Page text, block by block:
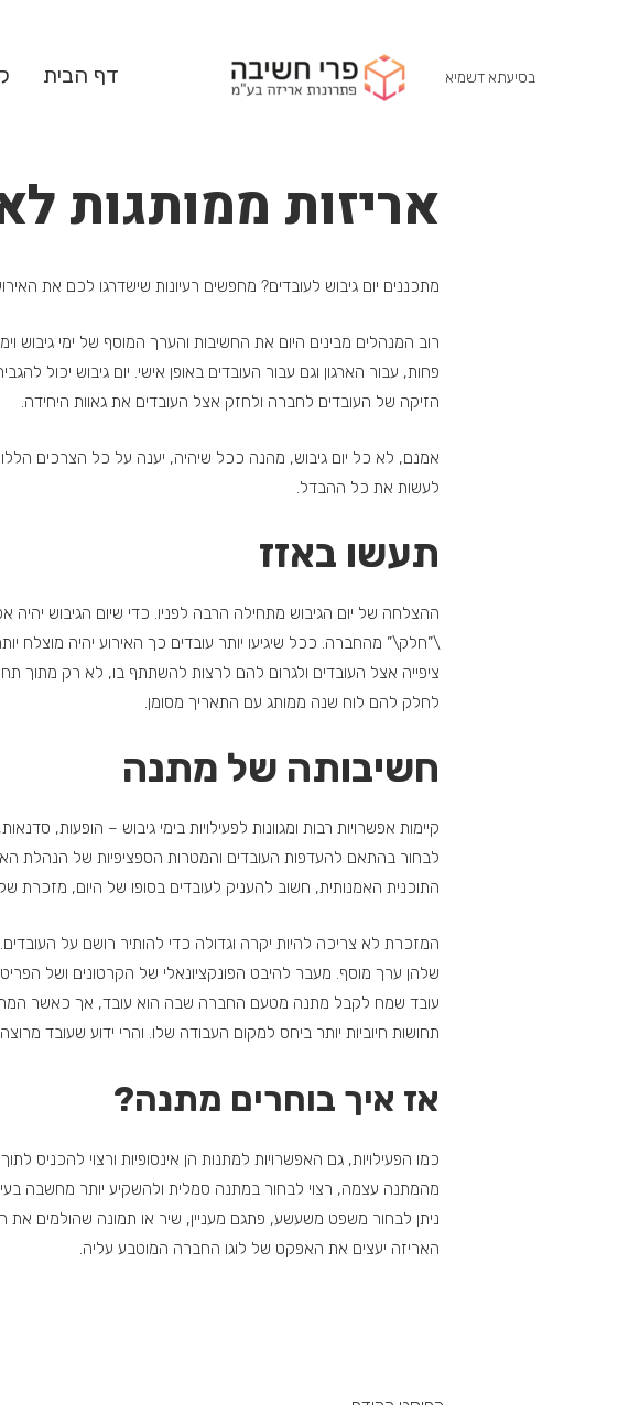
בסיעתא דשמיא דף הבית
אריזות ממותגות
מתכננים יום גיבוש לעובדים? מחפשים רעיונות שישדרגו לכם את
רוב המנהלים מבינים היום את החשיבות והערך המוסף של ימי גיבוש
פחות, עבור הארגון וגם עבור העובדים באופן אישי. יום גיבוש יכול
הזיקה של העובדים לחברה ולחזק אצל העובדים את גאוות היחידה.
אמנם, לא כל יום גיבוש, מהנה ככל שיהיה, יענה על כל הצרכים
לעשות את כל ההבדל.
תעשו באזז
ההצלחה של יום הגיבוש מתחילה הרבה לפניו. כדי שיום הגיבוש יהיה
\”חלק\” מהחברה. ככל שיגיעו יותר עובדים כך האירוע יהיה מוצלח יותר
ציפייה אצל העובדים ולגרום להם לרצות להשתתף בו, לא רק מתוך
לחלק להם לוח שנה ממותג עם התאריך מסומן.
חשיבותה של מתנה
קיימות אפשרויות רבות ומגוונות לפעילויות בימי גיבוש – הופעות,
לבחור בהתאם להעדפות העובדים והמטרות הספציפיות של הנהלת
התוכנית האמנותית, חשוב להעניק לעובדים בסופו של היום, מזכרת
המזכרת לא צריכה להיות יקרה וגדולה כדי להותיר רושם על
שלהן ערך מוסף. מעבר להיבט הפונקציונאלי של הקרטונים ושל
עובד שמח לקבל מתנה מטעם החברה שבה הוא עובד, אך כאשר המתנה
תחושות חיוביות יותר ביחס למקום העבודה שלו. והרי ידוע שעובד מרוצה
אז איך בוחרים מתנה?
כמו הפעילויות, גם האפשרויות למתנות הן אינסופיות ורצוי
מהמתנה עצמה, רצוי לבחור במתנה סמלית ולהשקיע יותר מחשבה
ניתן לבחור משפט משעשע, פתגם מעניין, שיר או תמונה שהולמים
האריזה יעצים את האפקט של לוגו החברה המוטבע עליה.